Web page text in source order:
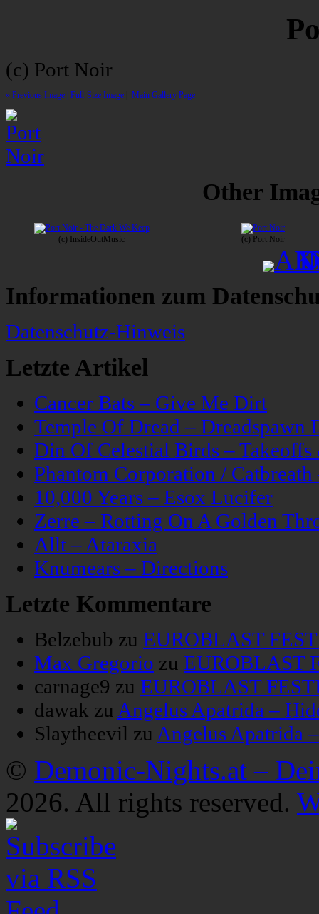
(c) Port Noir
« Previous Image | Full-Size Image Main Gallery Page
Other
(c) InsideOutMusic (c) Port Noir
Informationen zum
Datenschutz-Hinweis
Letzte Artikel
Cancer Bats – Give Me Dirt
Temple Of Dread – Dreadspawn
Din Of Celestial Birds –
Phantom Corporation /
10,000 Years – Esox Lucifer
Zerre – Rotting On A Golden
Allt – Ataraxia
Knumears – Directions
Letzte Kommentare
Belzebub zu EUROBLAST
Max Gregorio zu EUROBLAST
carnage9 zu EUROBLAST
dawak zuAngelus Apatrida –
Slaytheevil zuAngelus Apatrida
© Demonic-Nights.at –
2026. All rights reserved.